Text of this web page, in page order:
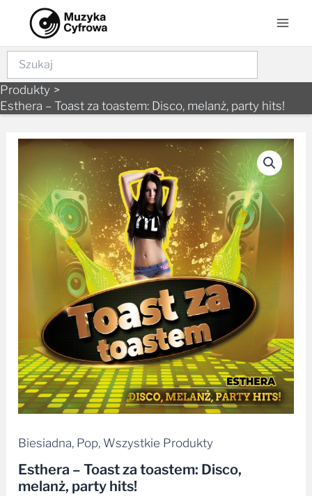
content
Szukaj
Produkty
Esthera – Toast za toastem: Disco, melanż, party hits!
Biesiadna, Pop, Wszystkie Produkty
Esthera – Toast za toastem: Disco,
melanż, party hits!
ilość
Toast
za
toastem:
melanż,